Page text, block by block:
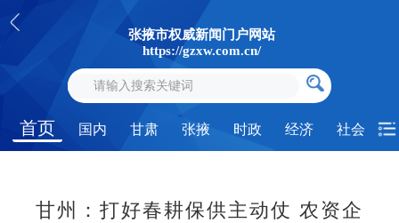
张掖市权威新闻门户网站
https://gzxw.com.cn/
首页 国内 甘肃 张掖 时政 经济 社会
甘州：打好春耕保供主动仗 农资企